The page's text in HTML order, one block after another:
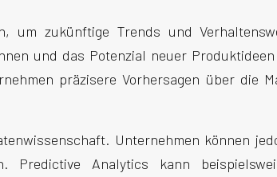
zukünftige Trends und
und das Potenzial neuer
präzisere Vorhersagen über die
Unternehmen können
Predictive Analytics kann